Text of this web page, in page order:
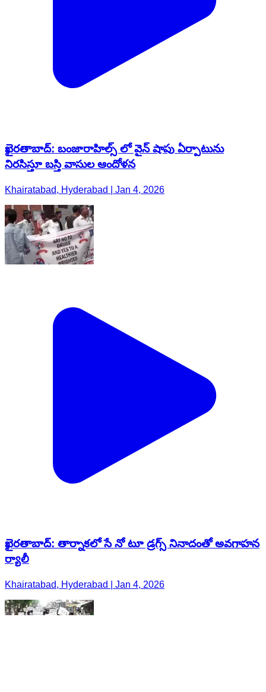
ఖైరతాబాద్: బంజారాహిల్స్ లో వైన్ షాపు ఏర్పాటును
నిరసిస్తూ బస్తి వాసుల ఆందోళన
Khairatabad, Hyderabad | Jan 4, 2026
ఖైరతాబాద్: తార్నాకలో సే నో టూ డ్రగ్స్ నినాదంతో అవగాహన
ర్యాలీ
Khairatabad, Hyderabad | Jan 4, 2026